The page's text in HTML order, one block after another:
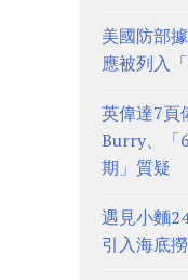
美國防部
應被列入
英偉達7
Burry、「
期」質疑
遇見小麵
引入海底